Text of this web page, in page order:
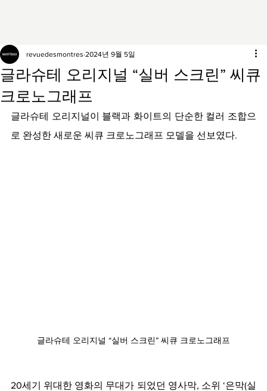
글라슈테 오리지널 “실버 스크린” 씨큐
크로노그래프
revuedesmontres 2024년 9월 5일
글라슈테 오리지널이 블랙과 화이트의 단순한 컬러 조합으
로 완성한 새로운 씨큐 크로노그래프 모델을 선보였다.
글라슈테 오리지널 “실버 스크린” 씨큐 크로노그래프
20세기 위대한 영화의 무대가 되었던 영사막, 소위 ‘은막(실